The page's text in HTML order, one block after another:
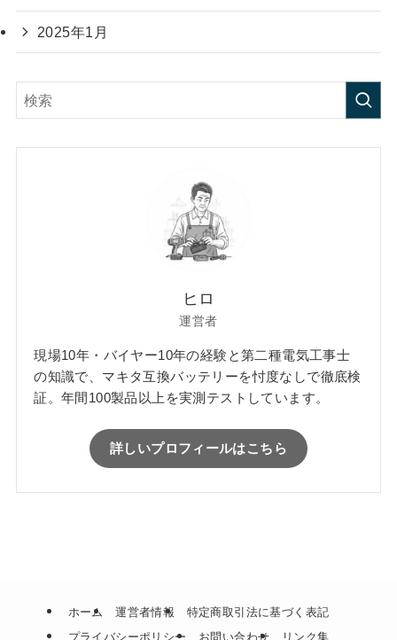
2025年1月
ヒロ
運営者
現場10年・バイヤー10年の経験と第二種電気工事士
の知識で、マキタ互換バッテリーを忖度なしで徹底検
証。年間100製品以上を実測テストしています。
詳しいプロフィールはこちら
ホーム 運営者情報
特定商取引法に基づく表記
プライバシーポリシー
お問い合わせ リンク集